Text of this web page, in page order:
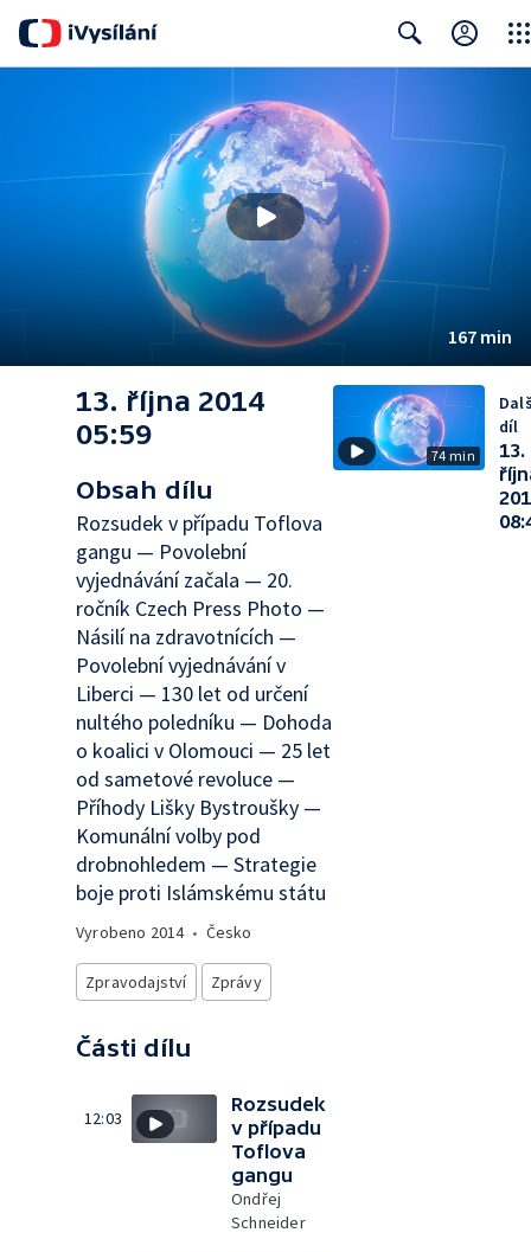
167 min
13. října 2014
05:59
Obsah dílu
Rozsudek v případu Toflova
gangu — Povolební
vyjednávání začala — 20.
ročník Czech Press Photo —
Násilí na zdravotnících —
Povolební vyjednávání v
Liberci — 130 let od určení
nultého poledníku — Dohoda
o koalici v Olomouci — 25 let
od sametové revoluce —
Příhody Lišky Bystroušky —
Komunální volby pod
drobnohledem — Strategie
boje proti Islámskému státu
Vyrobeno 2014• Česko
Zpravodajství Zprávy
Části dílu
12:03
Rozsudek
v případu
Toflova
gangu
Ondřej
Schneider
74 min
díl
13.